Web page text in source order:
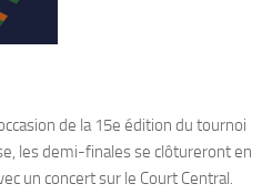
de la 15e édition du tournoi
les demi-finales se clôtureront en
un concert sur le Court Central.